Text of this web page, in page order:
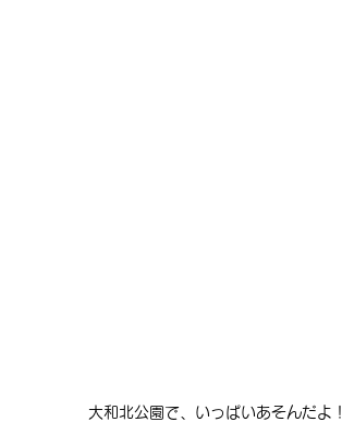
大和北公園で、いっぱいあそんだよ！